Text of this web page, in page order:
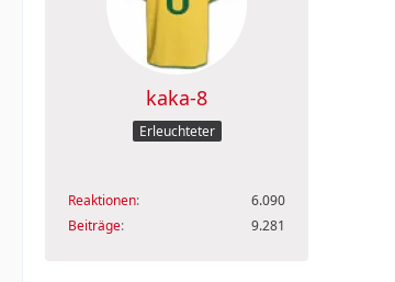
kaka-8
Erleuchteter
Reaktionen
6.090
Beiträge
9.281